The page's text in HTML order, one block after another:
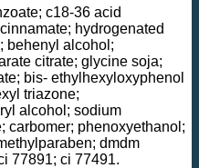
c18-36 acid
hydrogenated
behenyl alcohol;
citrate; glycine soja;
bis- ethylhexyloxyphenol
triazone;
alcohol; sodium
carbomer; phenoxyethanol;
dmdm
77891; ci 77491.